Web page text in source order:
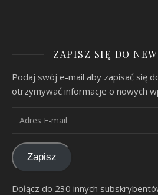
ZAPISZ SIĘ DO
Podaj swój e-mail aby zapisać się
otrzymywać informacje o nowych
Zapisz
Dołącz do 230 innych